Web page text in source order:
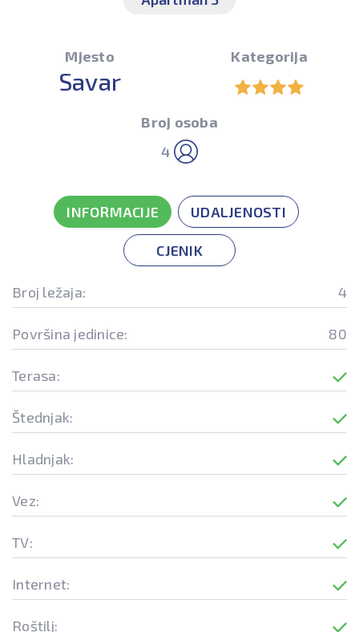
Mjesto
Savar
Kategorija
Broj osoba
4
INFORMACIJE UDALJENOSTI
CJENIK
Broj ležaja: 4
Površina jedinice: 80
Terasa:
Štednjak:
Hladnjak:
Vez:
TV:
Internet:
Roštilj: